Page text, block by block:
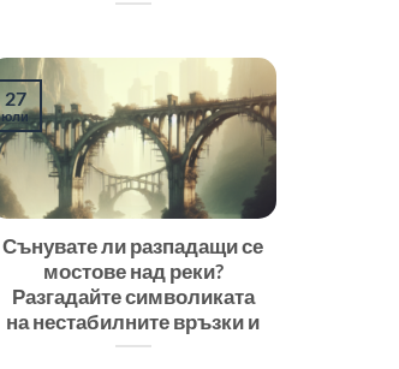
Сънувате ли разпадащи се
мостове над реки?
Разгадайте символиката
на нестабилните връзки и
27
юли